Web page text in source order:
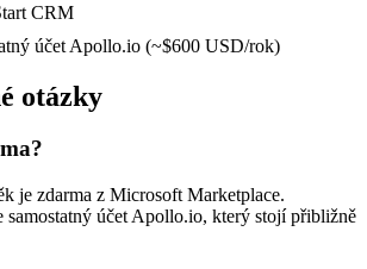
CRM
účet Apollo.io (~$600 USD/rok)
otázky
je zdarma z Microsoft Marketplace.
samostatný účet Apollo.io, který stojí přibližně